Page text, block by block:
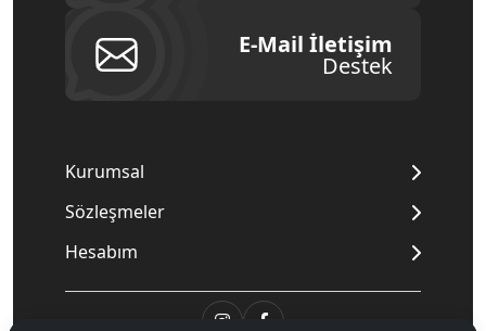
E-Mail İletişim
Destek
Kurumsal
Sözleşmeler
Hesabım